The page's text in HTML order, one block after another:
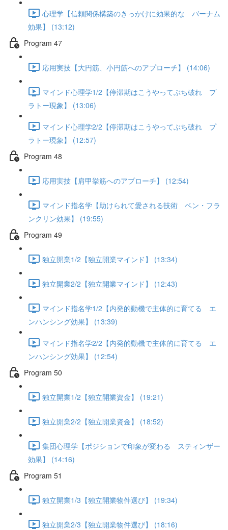
心理学【信頼関係構築のきっかけに効果的な バーナム
効果】 (13:12)
Program 47
応用実技【大円筋、小円筋へのアプローチ】 (14:06)
マインド心理学1/2【停滞期はこうやってぶち破れ プ
ラトー現象】 (13:06)
マインド心理学2/2【停滞期はこうやってぶち破れ プ
ラトー現象】 (12:57)
Program 48
応用実技【肩甲挙筋へのアプローチ】 (12:54)
マインド指名学【助けられて愛される技術 ベン・フラ
ンクリン効果】 (19:55)
Program 49
独立開業1/2【独立開業マインド】 (13:34)
独立開業2/2【独立開業マインド】 (12:43)
マインド指名学1/2【内発的動機で主体的に育てる エ
ンハンシング効果】 (13:39)
マインド指名学2/2【内発的動機で主体的に育てる エ
ンハンシング効果】 (12:54)
Program 50
独立開業1/2【独立開業資金】 (19:21)
独立開業2/2【独立開業資金】 (18:52)
集団心理学【ポジションで印象が変わる スティンザー
効果】 (14:16)
Program 51
独立開業1/3【独立開業物件選び】 (19:34)
独立開業2/3【独立開業物件選び】 (18:16)